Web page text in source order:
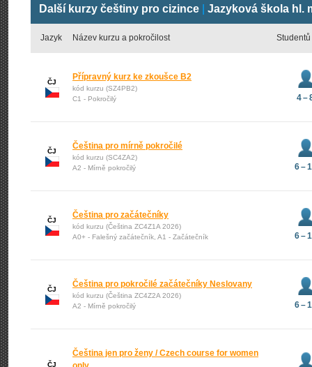
Další kurzy češtiny pro cizince Jazyková škola hl.
Jazyk Název kurzu a pokročilost Studentů
ČJ
Přípravný kurz ke zkoušce B2
kód kurzu (SZ4PB2)
C1 - Pokročilý
4 –
ČJ
Čeština pro mírně pokročilé
kód kurzu (SC4ZA2)
A2 - Mírně pokročilý
6 –
ČJ
Čeština pro začátečníky
kód kurzu (Čeština ZC4Z1A 2026)
A0+ - Falešný začátečník, A1 - Začátečník
6 –
ČJ
Čeština pro pokročilé začátečníky Neslovany
kód kurzu (Čeština ZC4Z2A 2026)
A2 - Mírně pokročilý
6 –
ČJ
Čeština jen pro ženy / Czech course for women